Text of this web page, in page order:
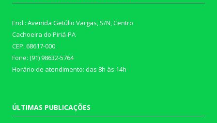
End.: Avenida Getúlio Vargas, S/N, Centro
Cachoeira do Piriá-PA
CEP: 68617-000
Fone: (91) 98632-5764
Horário de atendimento: das 8h às 14h
ÚLTIMAS PUBLICAÇÕES